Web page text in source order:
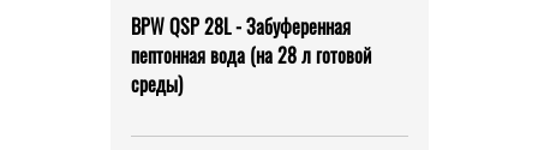
BPW QSP 28L - Забуференная
пептонная вода (на 28 л готовой
среды)